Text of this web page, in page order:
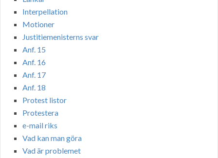
Interpellation
Motioner
Justitiemenisterns svar
Anf. 15
Anf. 16
Anf. 17
Anf. 18
Protest listor
Protestera
e-mail riks
Vad kan man göra
Vad är problemet